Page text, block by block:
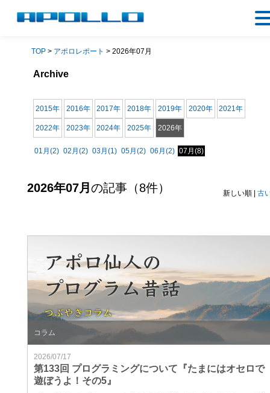
TOP > アポロレポート > 2026年07月
Archive
2015年 2016年 2017年 2018年 2019年 2020年 2021年
2022年 2023年 2024年 2025年 2026年
01月(2) 02月(2) 03月(1) 05月(2) 06月(2) 07月(8)
2026年07月 の記事（8件） 新しい順 | 古
コラム
2026/07/17
第133回 プログラミングについて『たまにはオセロで
遊ぼうよ！その5』